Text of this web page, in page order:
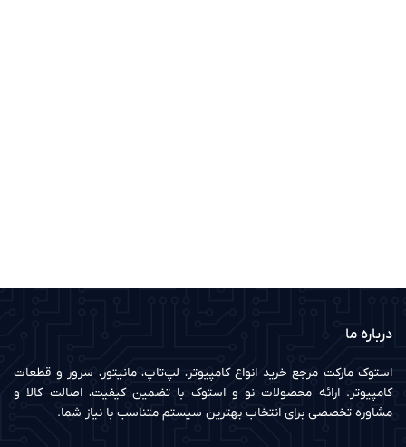
درباره ما
استوک مارکت مرجع خرید انواع کامپیوتر، لپ‌تاپ، مانیتور، سرور و قطعات
کامپیوتر. ارائه محصولات نو و استوک با تضمین کیفیت، اصالت کالا و
مشاوره تخصصی برای انتخاب بهترین سیستم متناسب با نیاز شما.